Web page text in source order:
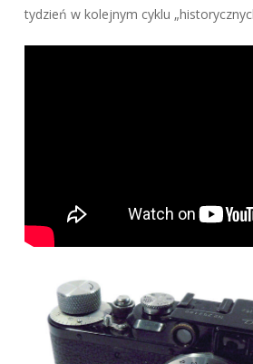
tydzień w kolejnym cyklu